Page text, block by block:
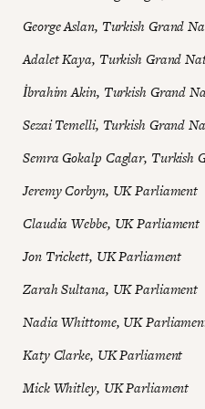
George Aslan, Turkish Grand
Adalet Kaya, Turkish Grand
İbrahim Akin, Turkish Grand
Sezai Temelli, Turkish Grand
Semra Gokalp Caglar, Turkish
Jeremy Corbyn, UK Parliament
Claudia Webbe, UK Parliament
Jon Trickett, UK Parliament
Zarah Sultana, UK Parliament
Nadia Whittome, UK
Katy Clarke, UK Parliament
Mick Whitley, UK Parliament